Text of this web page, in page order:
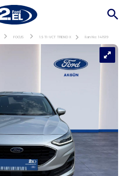
FOCUS 1.5 TI-VCT TREND X İlan No: 141519